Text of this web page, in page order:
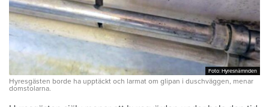
Foto: Hyresnämnden
Foto: Hyresnämnden
Hyresgästen borde ha upptäckt och larmat om glipan i duschväggen, menar
domstolarna.